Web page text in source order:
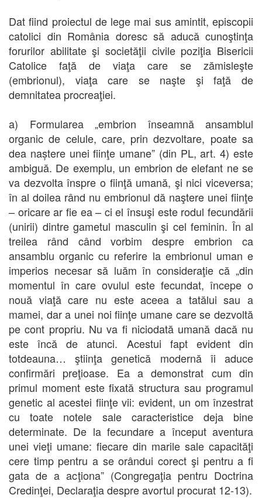
Dat fiind proiectul de lege mai sus amintit, episcopii
catolici din România doresc să aducă cunoştinţa
forurilor abilitate şi societăţii civile poziţia Bisericii
Catolice faţă de viaţa care se zămisleşte
(embrionul), viaţa care se naşte şi faţă de
demnitatea procreaţiei.
a) Formularea „embrion înseamnă ansamblul
organic de celule, care, prin dezvoltare, poate sa
dea naștere unei fiinţe umane” (din PL, art. 4) este
ambiguă. De exemplu, un embrion de elefant ne se
va dezvolta înspre o fiinţă umană, şi nici viceversa;
în al doilea rând nu embrionul dă naştere unei fiinţe
– oricare ar fie ea – ci el însuşi este rodul fecundării
(unirii) dintre gametul masculin şi cel feminin. În al
treilea rând când vorbim despre embrion ca
ansamblu organic cu referire la embrionul uman e
imperios necesar să luăm în consideraţie că „din
momentul în care ovulul este fecundat, începe o
nouă viaţă care nu este aceea a tatălui sau a
mamei, dar a unei noi fiinţe umane care se dezvoltă
pe cont propriu. Nu va fi niciodată umană dacă nu
este încă de atunci. Acestui fapt evident din
totdeauna… ştiinţa genetică modernă îi aduce
confirmări preţioase. Ea a demonstrat cum din
primul moment este fixată structura sau programul
genetic al acestei fiinţe vii: evident, un om înzestrat
cu toate notele sale caracteristice deja bine
determinate. De la fecundare a început aventura
unei vieţi umane: fiecare din marile sale capacităţi
cere timp pentru a se orândui corect şi pentru a fi
gata de a acţiona” (Congregaţia pentru Doctrina
Credinţei, Declaraţia despre avortul procurat 12-13).